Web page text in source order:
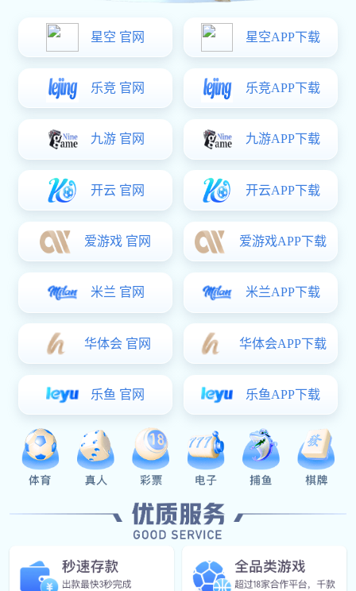
5月25-26日，由上海航空学会主办的2023国际涡轮技术大会在
上海绿地公馆/会议中心顺利开展。大会是国际先进水平的航空发动
可持续及混合燃料等热点议题，汇集知名整机商、航空院所、高
校、上下游企业的创新领导者和技术专家，致力于谱写航空及燃气
亿万28协同携手合作伙伴参展，为业内人士提供产品展示和方
试系统、综合测控仪器等多项产品受到广泛关注。